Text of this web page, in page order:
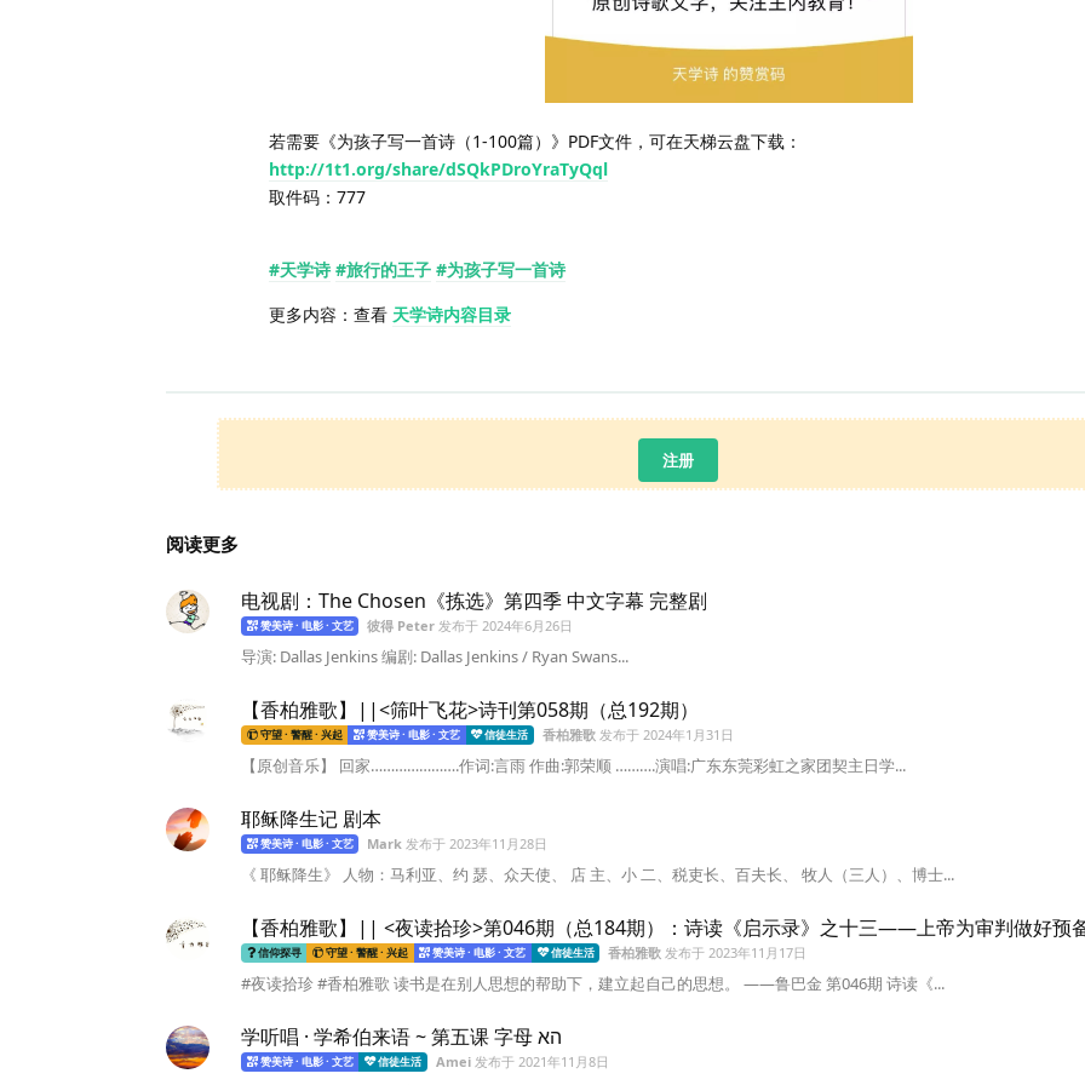
若需要《为孩子写一首诗（1-100篇）》PDF文件，可在天梯云盘下载：
http://1t1.org/share/dSQkPDroYraTyQql
取件码：777
#天学诗 #旅行的王子 #为孩子写一首诗
更多内容：查看 天学诗内容目录
注册
阅读更多
电视剧：The Chosen《拣选》第四季 中文字幕 完整剧
赞美诗 · 电影 · 文艺 彼得 Peter 发布于2024年6月26日
导演: Dallas Jenkins 编剧: Dallas Jenkins / Ryan Swans...
【香柏雅歌】||<筛叶飞花>诗刊第058期（总192期）
守望 · 警醒 · 兴起 赞美诗 · 电影 · 文艺 信徒生活 香柏雅歌 发布于2024年1月31日
【原创音乐】 回家………………….作词:言雨 作曲:郭荣顺 ……….演唱:广东东莞彩虹之家团契主日学...
耶稣降生记 剧本
赞美诗 · 电影 · 文艺 Mark 发布于2023年11月28日
《 耶稣降生》 人物：马利亚、约 瑟、众天使、 店 主、小 二、税吏长、百夫长、 牧人（三人）、博士...
【香柏雅歌】|| <夜读拾珍>第046期（总184期）：诗读《启示录》之十三——上帝为审判做好预
信仰探寻 守望 · 警醒 · 兴起 赞美诗 · 电影 · 文艺 信徒生活 香柏雅歌 发布于2023年11月17日
#夜读拾珍 #香柏雅歌 读书是在别人思想的帮助下，建立起自己的思想。 ——鲁巴金 第046期 诗读《...
学听唱 · 学希伯来语 ~ 第五课 字母 הא
赞美诗 · 电影 · 文艺 信徒生活 Amei发布于 2021年11月8日